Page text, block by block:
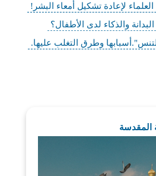
لإعادة تشكيل أمعاء البشر!
البدانة والذكاء لدى الأطفال؟
وطرق التغلب عليها.
المقدسة